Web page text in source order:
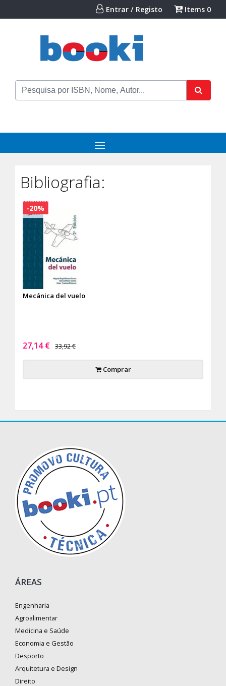
Entrar / Registo Items 0
Bibliografia:
Mecánica del vuelo
27,14 € 33,92 €
Comprar
-20%
ÁREAS
Engenharia
Agroalimentar
Medicina e Saúde
Economia e Gestão
Desporto
Arquitetura e Design
Direito